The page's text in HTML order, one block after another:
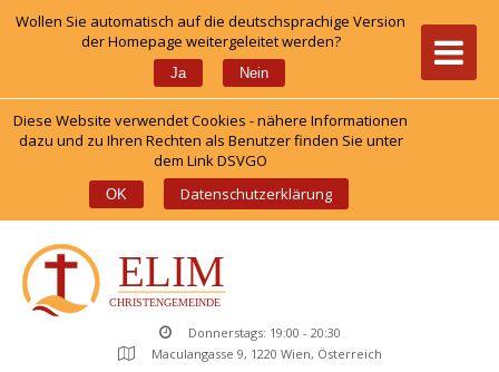
Wollen Sie automatisch auf die deutschsprachige Version
der Homepage weitergeleitet werden?
Ja Nein
Diese Website verwendet Cookies - nähere Informationen
dazu und zu Ihren Rechten als Benutzer finden Sie unter
dem Link DSVGO
OK Datenschutzerklärung
Donnerstags: 19:00 - 20:30
Maculangasse 9, 1220 Wien, Österreich